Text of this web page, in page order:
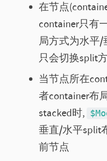
在节点
container只有
局方式为水平/
只会切换split
当节点所在
者container布
stacked时,
垂直/水平split
前节点